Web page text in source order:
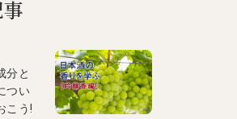
分と
つい
こう!